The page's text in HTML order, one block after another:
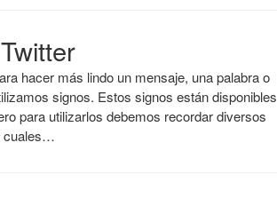
hacer más lindo un mensaje, una palabra o
signos. Estos signos están disponibles
para utilizarlos debemos recordar diversos
cuales…